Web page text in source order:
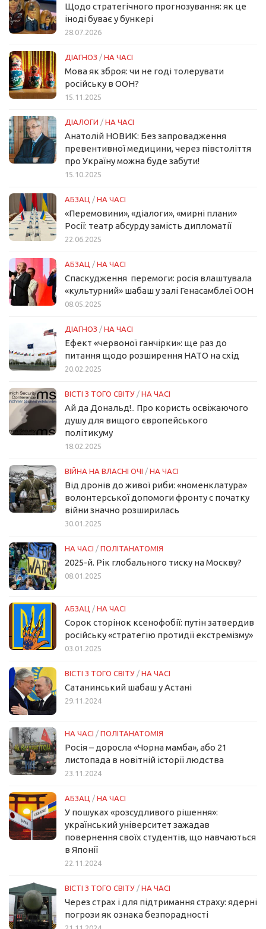
Щодо стратегічного прогнозування: як це
іноді буває у бункері
28.07.2026
ДІАГНОЗ / НА ЧАСІ
Мова як зброя: чи не годі толерувати
російську в ООН?
15.11.2025
ДІАЛОГИ / НА ЧАСІ
Анатолій НОВИК: Без запровадження
превентивної медицини, через півстоліття
про Україну можна буде забути!
15.10.2025
АБЗАЦ / НА ЧАСІ
«Перемовини», «діалоги», «мирні плани»
Росії: театр абсурду замість дипломатії
22.06.2025
АБЗАЦ / НА ЧАСІ
Спаскудження перемоги: росія влаштувала
«культурний» шабаш у залі Генасамблеї ООН
08.05.2025
ДІАГНОЗ / НА ЧАСІ
Ефект «червоної ганчірки»: ще раз до
питання щодо розширення НАТО на схід
20.02.2025
ВІСТІ З ТОГО СВІТУ / НА ЧАСІ
Ай да Дональд!.. Про користь освіжаючого
душу для вищого європейського
політикуму
18.02.2025
ВІЙНА НА ВЛАСНІ ОЧІ / НА ЧАСІ
Від дронів до живої риби: «номенклатура»
волонтерської допомоги фронту с початку
війни значно розширилась
30.01.2025
НА ЧАСІ / ПОЛІТАНАТОМІЯ
2025-й. Рік глобального тиску на Москву?
08.01.2025
АБЗАЦ / НА ЧАСІ
Сорок сторінок ксенофобії: путін затвердив
російську «стратегію протидії екстремізму»
03.01.2025
ВІСТІ З ТОГО СВІТУ / НА ЧАСІ
Сатанинський шабаш у Астані
29.11.2024
НА ЧАСІ / ПОЛІТАНАТОМІЯ
Росія – доросла «Чорна мамба», або 21
листопада в новітній історії людства
23.11.2024
АБЗАЦ / НА ЧАСІ
У пошуках «розсудливого рішення»:
український університет зажадав
повернення своїх студентів, що навчаються
в Японії
22.11.2024
ВІСТІ З ТОГО СВІТУ / НА ЧАСІ
Через страх і для підтримання страху: ядерні
погрози як ознака безпорадності